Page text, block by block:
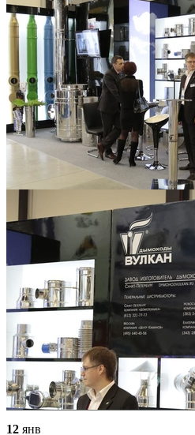
12 янв